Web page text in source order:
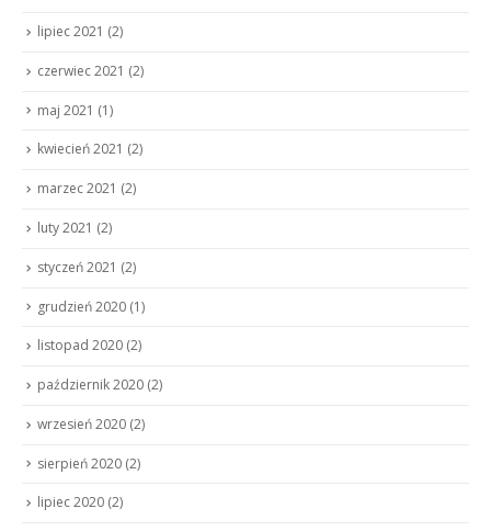
lipiec 2021 (2)
czerwiec 2021 (2)
maj 2021 (1)
kwiecień 2021 (2)
marzec 2021 (2)
luty 2021 (2)
styczeń 2021 (2)
grudzień 2020 (1)
listopad 2020 (2)
październik 2020 (2)
wrzesień 2020 (2)
sierpień 2020 (2)
lipiec 2020 (2)